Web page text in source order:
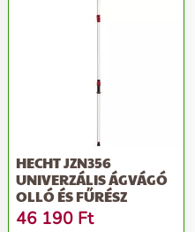
HECHT JZN356
UNIVERZÁLIS ÁGVÁGÓ
OLLÓ ÉS FŰRÉSZ
46 190 Ft